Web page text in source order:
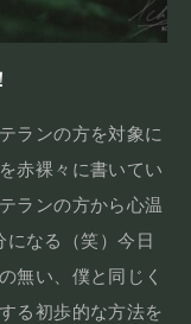
ランの方を対象に
赤裸々に書いてい
ランの方から心温
なる（笑）今日
無い、僕と同じく
る初歩的な方法を